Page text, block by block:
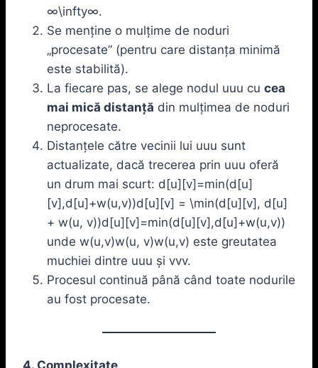
∞\infty∞.
Se menține o mulțime de noduri
„procesate” (pentru care distanța minimă
este stabilită).
La fiecare pas, se alege nodul uuu cu cea
mai mică distanță din mulțimea de noduri
neprocesate.
Distanțele către vecinii lui uuu sunt
actualizate, dacă trecerea prin uuu oferă
un drum mai scurt: d[u][v]=min⁡(d[u]
[v],d[u]+w(u,v))d[u][v] = \min(d[u][v], d[u]
+ w(u, v))d[u][v]=min(d[u][v],d[u]+w(u,v))
unde w(u,v)w(u, v)w(u,v) este greutatea
muchiei dintre uuu și vvv.
Procesul continuă până când toate nodurile
au fost procesate.
4. Complexitate